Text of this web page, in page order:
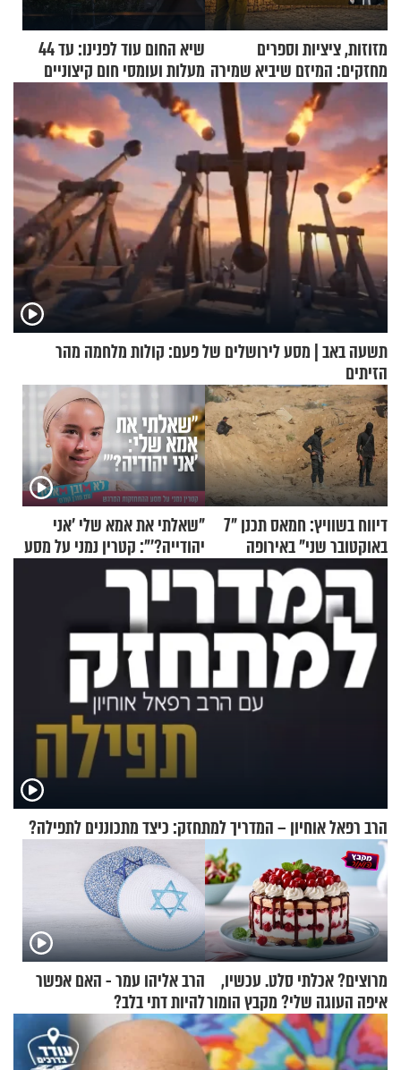
מזוזות, ציציות וספרים
מחזקים: המיזם שיביא שמירה
רוחנית לאלפי חיילי צה"ל
שיא החום עוד לפנינו: עד 44
מעלות ועומסי חום קיצוניים
תשעה באב | מסע לירושלים של פעם: קולות מלחמה מהר
הזיתים
דיווח בשוויץ: חמאס תכנן "7
באוקטובר שני" באירופה
"שאלתי את אמא שלי 'אני
יהודייה?'": קטרין נמני על מסע
ההתחזקות המרגש
הרב רפאל אוחיון – המדריך למתחזק: כיצד מתכוננים לתפילה?
מרוצים? אכלתי סלט. עכשיו,
איפה העוגה שלי? מקבץ הומור
כייפי מספר 1
הרב אליהו עמר - האם אפשר
להיות דתי בלב?